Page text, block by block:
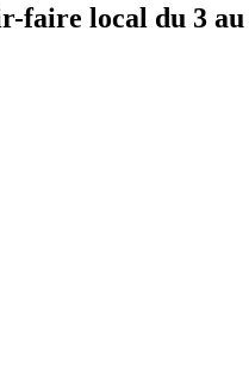
faire local du 3